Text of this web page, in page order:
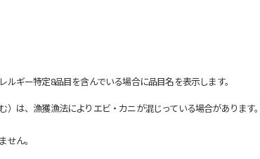
ギー特定8品目を含んでいる場合に品目名を表示します。
は、漁獲漁法によりエビ・カニが混じっている場合があります
ん。